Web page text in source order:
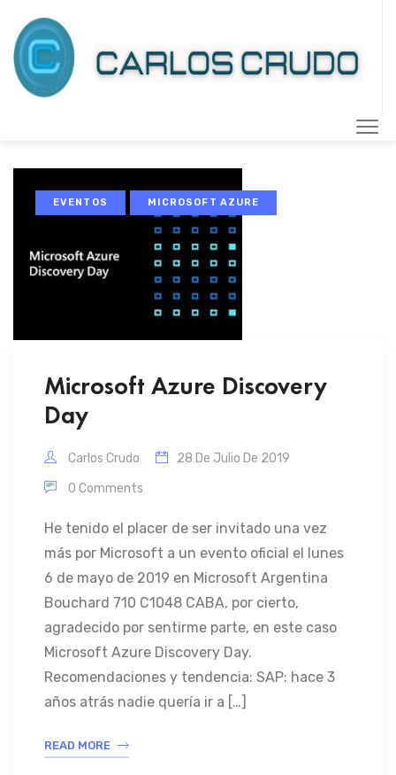
EVENTOS MICROSOFT AZURE
Microsoft Azure Discovery
Day
Carlos Crudo
28 De Julio De 2019
0 Comments
He tenido el placer de ser invitado una vez
más por Microsoft a un evento oficial el lunes
6 de mayo de 2019 en Microsoft Argentina
Bouchard 710 C1048 CABA, por cierto,
agradecido por sentirme parte, en este caso
Microsoft Azure Discovery Day.
Recomendaciones y tendencia: SAP: hace 3
años atrás nadie quería ir a […]
READ MORE